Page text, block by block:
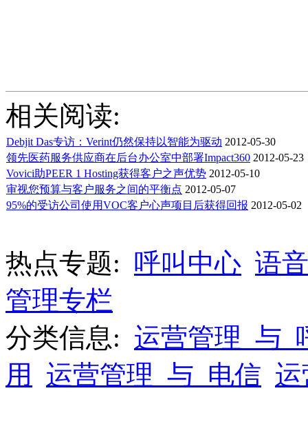
相关阅读:
Debjit Das专访：Verint仍然保持以智能为驱动 2012-05-30
领先医药服务供应商在后台办公室中部署Impact360 2012-05-23
Vovici助PEER 1 Hosting获得客户之声优势 2012-05-10
审视您预算与客户服务之间的平衡点 2012-05-07
95%的受访公司使用VOC客户心声项目后获得回报 2012-05-02
热点专题: 呼叫中心 语
管理专栏
分类信息: 运营管理_与_
用
运营管理_与_电信